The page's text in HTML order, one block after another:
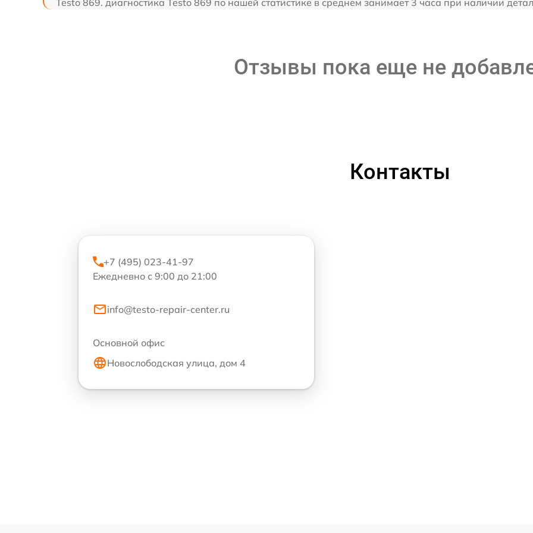
Testo 869. диагностика Testo 869 по нашей статистике в среднем занимает 3 часа при наличии
Отзывы пока еще не
Контакты
+7 (495) 023-41-97
Ежедневно с 9:00 до 21:00
info@testo-repair-center.ru
Основной офис
Новослободская улица, дом 4